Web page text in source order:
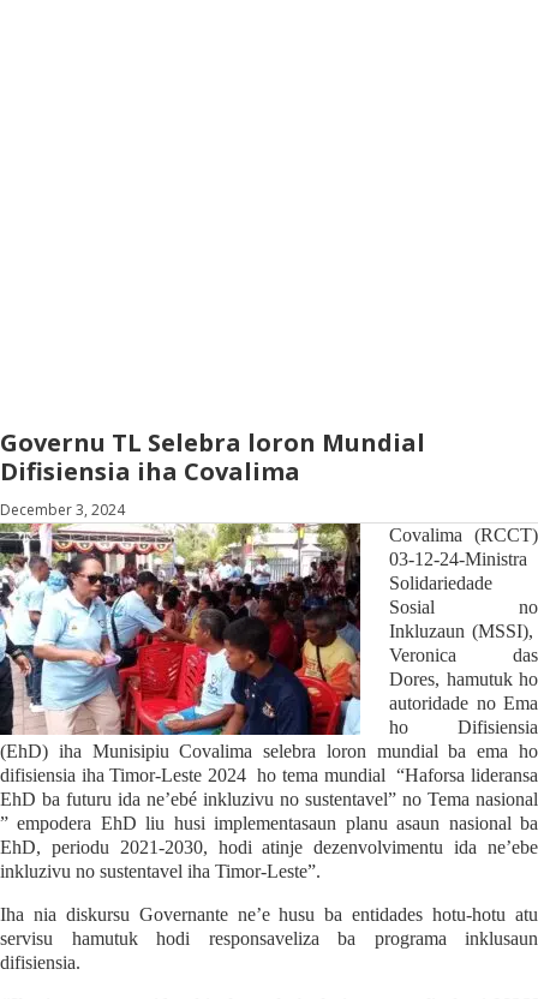
Governu TL Selebra loron Mundial
Difisiensia iha Covalima
December 3, 2024
Covalima (RCCT)
03-12-24-Ministra
Solidariedade
Sosial no
Inkluzaun (MSSI),
Veronica das
Dores, hamutuk ho
autoridade no Ema
ho Difisiensia
(EhD) iha Munisipiu Covalima selebra loron mundial ba ema ho
difisiensia iha Timor-Leste 2024 ho tema mundial “Haforsa lideransa
EhD ba futuru ida ne’ebé inkluzivu no sustentavel” no Tema nasional
” empodera EhD liu husi implementasaun planu asaun nasional ba
EhD, periodu 2021-2030, hodi atinje dezenvolvimentu ida ne’ebe
inkluzivu no sustentavel iha Timor-Leste”.
Iha nia diskursu Governante ne’e husu ba entidades hotu-hotu atu
servisu hamutuk hodi responsaveliza ba programa inklusaun
difisiensia.